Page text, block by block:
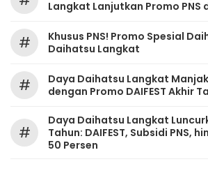
Langkat Lanjutkan Promo PNS
#
Khusus PNS! Promo Spesial
Daihatsu Langkat
#
Daya Daihatsu Langkat
dengan Promo DAIFEST Akhir
#
Daya Daihatsu Langkat
Tahun: DAIFEST, Subsidi PNS,
50 Persen